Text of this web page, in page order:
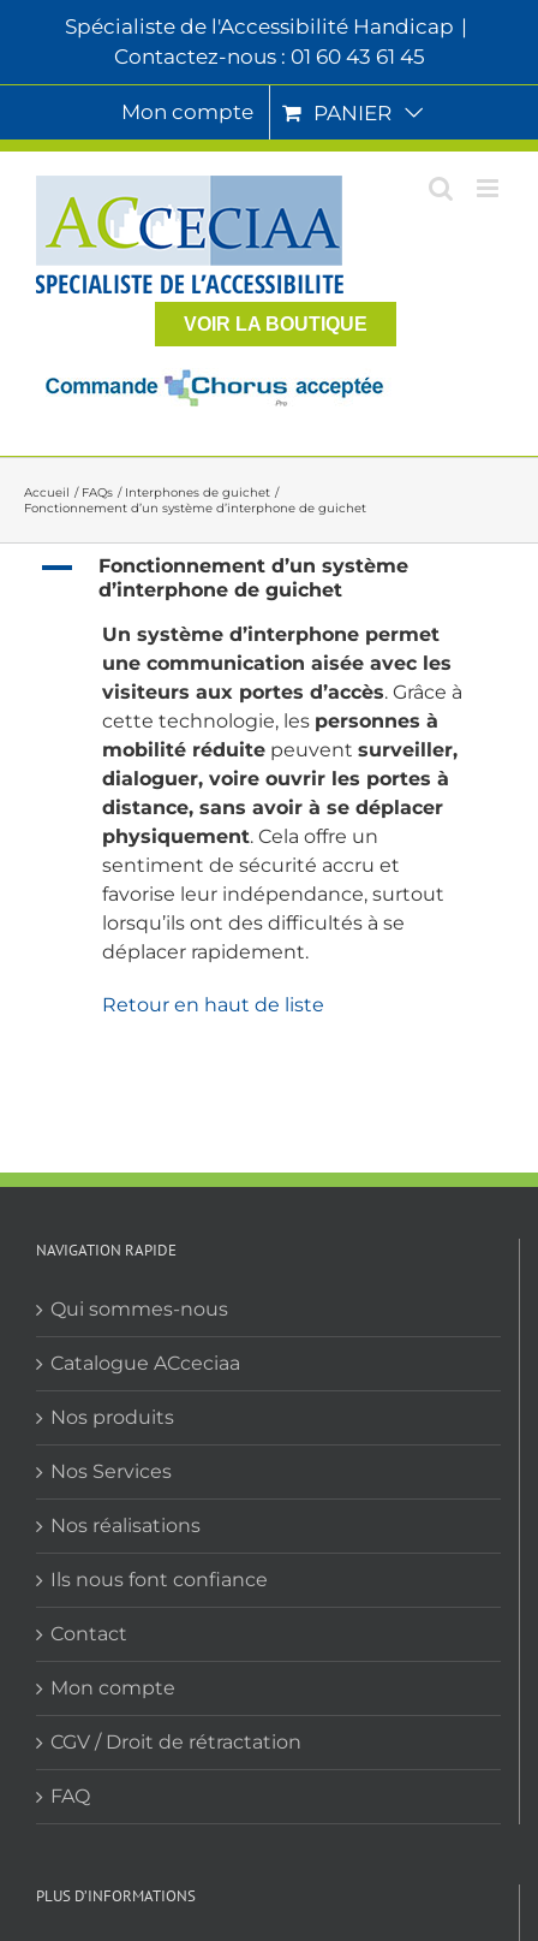
Spécialiste de l'Accessibilité Handicap |
Contactez-nous : 01 60 43 61 45
Mon compte PANIER
VOIR LA BOUTIQUE
Accueil FAQs
Interphones de guichet
Fonctionnement d’un système d’interphone de guichet
A
Fonctionnement d’un système
d’interphone de guichet
Un système d’interphone permet
une communication aisée avec les
visiteurs aux portes d’accès. Grâce à
cette technologie, les personnes à
mobilité réduite peuvent surveiller,
dialoguer, voire ouvrir les portes à
distance, sans avoir à se déplacer
physiquement. Cela offre un
sentiment de sécurité accru et
favorise leur indépendance, surtout
lorsqu’ils ont des difficultés à se
déplacer rapidement.
Retour en haut de liste
NAVIGATION RAPIDE
Qui sommes-nous
Catalogue ACceciaa
Nos produits
Nos Services
Nos réalisations
Ils nous font confiance
Contact
Mon compte
CGV / Droit de rétractation
FAQ
PLUS D’INFORMATIONS